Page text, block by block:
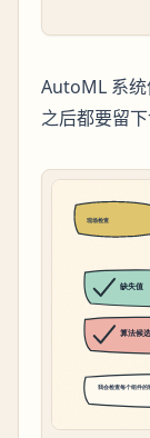
AutoML 系
之后都要留